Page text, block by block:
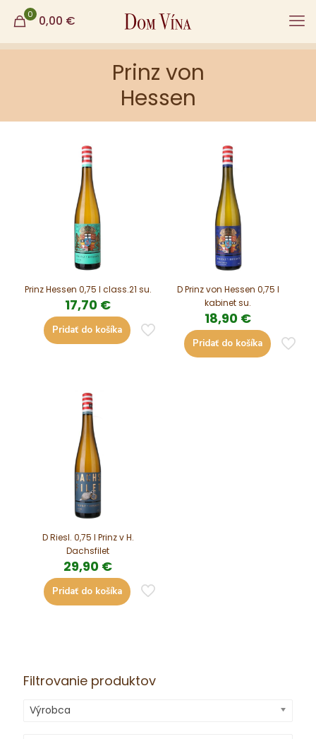
0 0,00 €
Prinz von
Hessen
Prinz Hessen 0,75 l class.21 su.
17,70 €
Pridať do košíka
D Prinz von Hessen 0,75 l
kabinet su.
18,90 €
Pridať do košíka
D Riesl. 0,75 l Prinz v H.
Dachsfilet
29,90 €
Pridať do košíka
Filtrovanie produktov
Výrobca